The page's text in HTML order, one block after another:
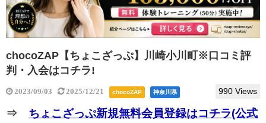
chocoZAP【ちょこざっぷ】川崎小川町※口コミ評
判・入会はコチラ!
2023/09/03 2025/12/21 chocoZAP 神奈川県 990 Views
⇒ ちょこざっぷ新規無料会員登録はコチラ(公式